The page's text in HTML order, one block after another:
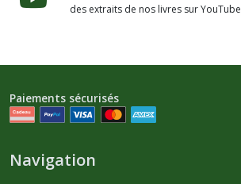
des extraits de nos livres sur YouTube
Paiements sécurisés
Navigation